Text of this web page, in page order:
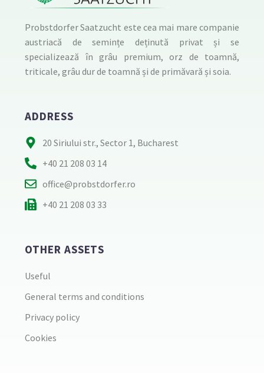
Probstdorfer Saatzucht este cea mai mare companie
austriacă de semințe deținută privat și se
specializează în grâu premium, orz de toamnă,
triticale, grâu dur de toamnă și de primăvară și soia.
ADDRESS
20 Siriului str., Sector 1, Bucharest
+40 21 208 03 14
office@probstdorfer.ro
+40 21 208 03 33
OTHER ASSETS
Useful
General terms and conditions
Privacy policy
Cookies